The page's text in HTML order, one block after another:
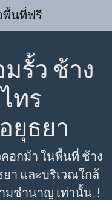
พื้นที่ฟรี
รั้ว ช้าง
ทร
ยุธยา
อกม้า ในพื้นที่ ช้าง
า และบริเวณใกล้
มชำนาญ เท่านั้น!!